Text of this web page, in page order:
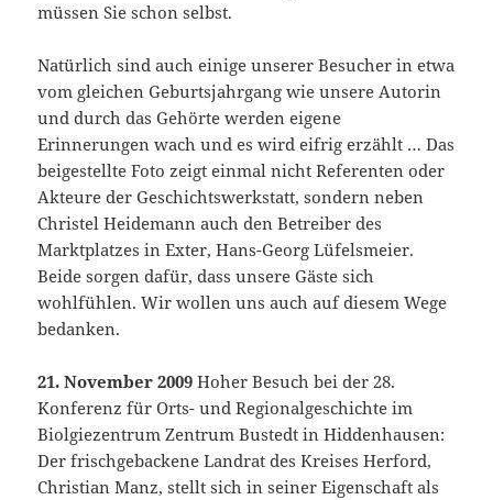
müssen Sie schon selbst.
Natürlich sind auch einige unserer Besucher in etwa
vom gleichen Geburtsjahrgang wie unsere Autorin
und durch das Gehörte werden eigene
Erinnerungen wach und es wird eifrig erzählt … Das
beigestellte Foto zeigt einmal nicht Referenten oder
Akteure der Geschichtswerkstatt, sondern neben
Christel Heidemann auch den Betreiber des
Marktplatzes in Exter, Hans-Georg Lüfelsmeier.
Beide sorgen dafür, dass unsere Gäste sich
wohlfühlen. Wir wollen uns auch auf diesem Wege
bedanken.
21. November 2009 Hoher Besuch bei der 28.
Konferenz für Orts- und Regionalgeschichte im
Biolgiezentrum Zentrum Bustedt in Hiddenhausen:
Der frischgebackene Landrat des Kreises Herford,
Christian Manz, stellt sich in seiner Eigenschaft als